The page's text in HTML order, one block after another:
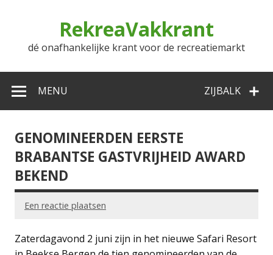
RekreaVakkrant
dé onafhankelijke krant voor de recreatiemarkt
ZIJBALK
MENU
GENOMINEERDEN EERSTE
BRABANTSE GASTVRIJHEID AWARD
BEKEND
Een reactie plaatsen
Zaterdagavond 2 juni zijn in het nieuwe Safari Resort